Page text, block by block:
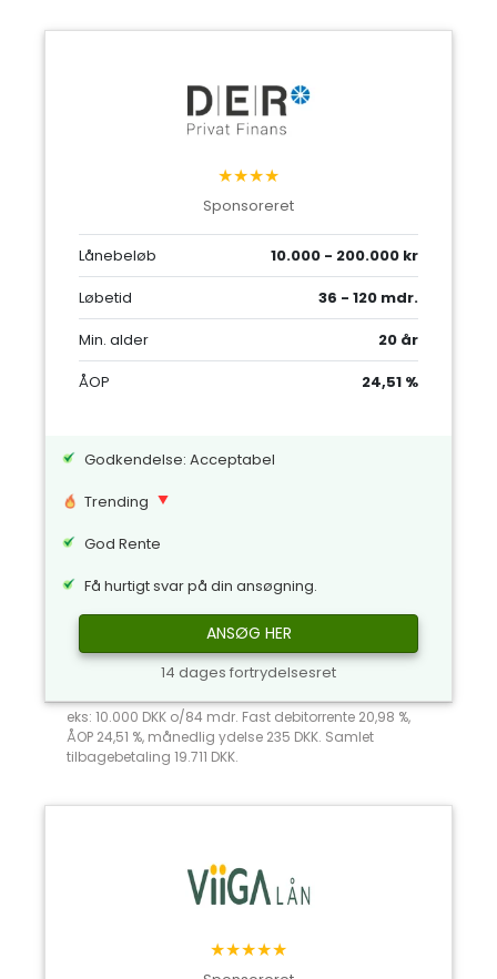
★★★★
Sponsoreret
Lånebeløb
10.000 - 200.000 kr
Løbetid
36 - 120 mdr.
Min. alder
20 år
ÅOP
24,51 %
Godkendelse: Acceptabel
Trending
God Rente
Få hurtigt svar på din ansøgning.
ANSØG HER
14 dages fortrydelsesret
eks: 10.000 DKK o/84 mdr. Fast debitorrente 20,98 %,
ÅOP 24,51 %, månedlig ydelse 235 DKK. Samlet
tilbagebetaling 19.711 DKK.
★★★★★